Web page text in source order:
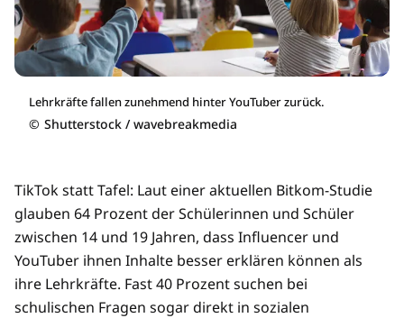
Lehrkräfte fallen zunehmend hinter YouTuber zurück.
© Shutterstock / wavebreakmedia
TikTok statt Tafel: Laut einer aktuellen Bitkom-Studie
glauben 64 Prozent der Schülerinnen und Schüler
zwischen 14 und 19 Jahren, dass Influencer und
YouTuber ihnen Inhalte besser erklären können als
ihre Lehrkräfte. Fast 40 Prozent suchen bei
schulischen Fragen sogar direkt in sozialen